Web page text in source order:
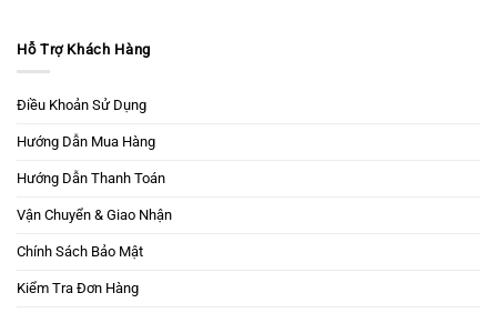
Hỗ Trợ Khách Hàng
Điều Khoản Sử Dụng
Hướng Dẫn Mua Hàng
Hướng Dẫn Thanh Toán
Vận Chuyển & Giao Nhận
Chính Sách Bảo Mật
Kiểm Tra Đơn Hàng